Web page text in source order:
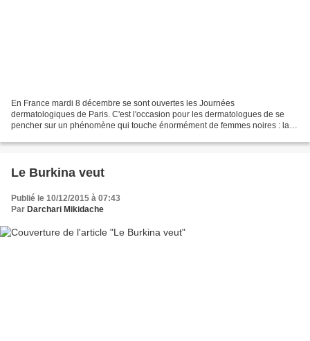
En France mardi 8 décembre se sont ouvertes les Journées
dermatologiques de Paris. C'est l'occasion pour les dermatologues de se
pencher sur un phénomène qui touche énormément de femmes noires : la
Le Burkina veut
Publié le 10/12/2015 à 07:43
Par Darchari Mikidache